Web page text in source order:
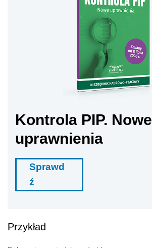
Kontrola PIP. Nowe
uprawnienia
Sprawd
ź
Przykład